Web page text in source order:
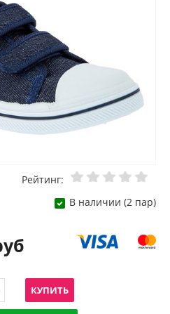
Рейтинг:
В наличии (2 пар)
КУПИТЬ